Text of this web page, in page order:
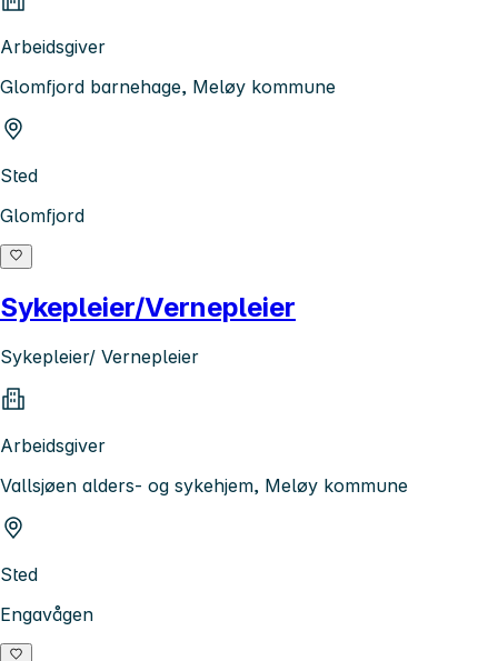
Arbeidsgiver
Glomfjord barnehage, Meløy kommune
Sted
Glomfjord
Sykepleier/Vernepleier
Sykepleier/ Vernepleier
Arbeidsgiver
Vallsjøen alders- og sykehjem, Meløy kommune
Sted
Engavågen